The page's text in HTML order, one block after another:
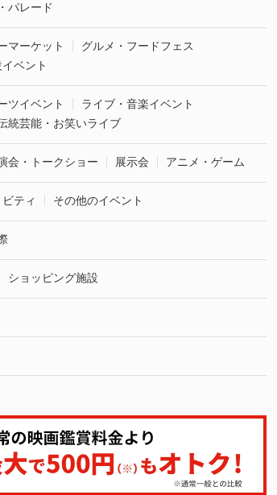
パレード
マーケット
グルメ・フードフェス
ベント
ツイベント
ライブ・音楽イベント
統芸能・お笑いライブ
会・トークショー 展示会 アニメ・ゲーム
ティ その他のイベント
ショッピング施設